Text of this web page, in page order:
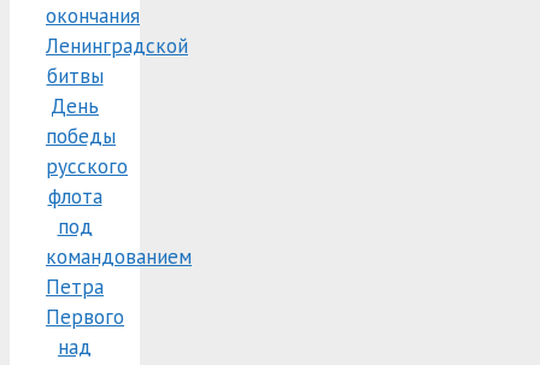
окончания
Ленинградской
битвы
День
победы
русского
флота
под
командованием
Петра
Первого
над